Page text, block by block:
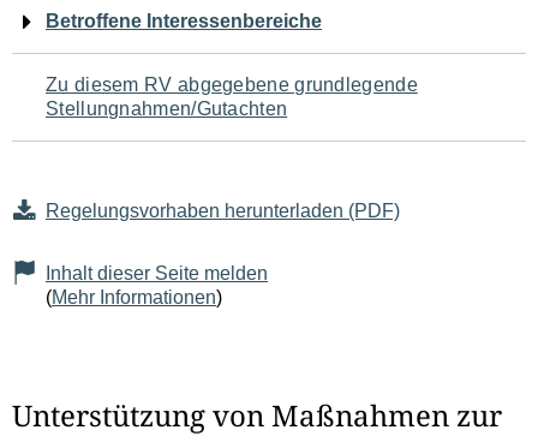
den
Seiteninhalt
Betroffene Interessenbereiche
Zu diesem RV abgegebene grundlegende
Stellungnahmen/Gutachten
Regelungsvorhaben herunterladen (PDF)
Inhalt dieser Seite melden
(Mehr Informationen)
Unterstützung von Maßnahmen zur